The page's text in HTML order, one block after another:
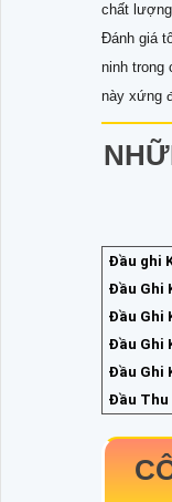
chất
Đánh giá
ninh trong
này xứng
Đầu ghi
Đầu Ghi
Đầu Ghi
Đầu Ghi
Đầu Ghi
Đầu Thu